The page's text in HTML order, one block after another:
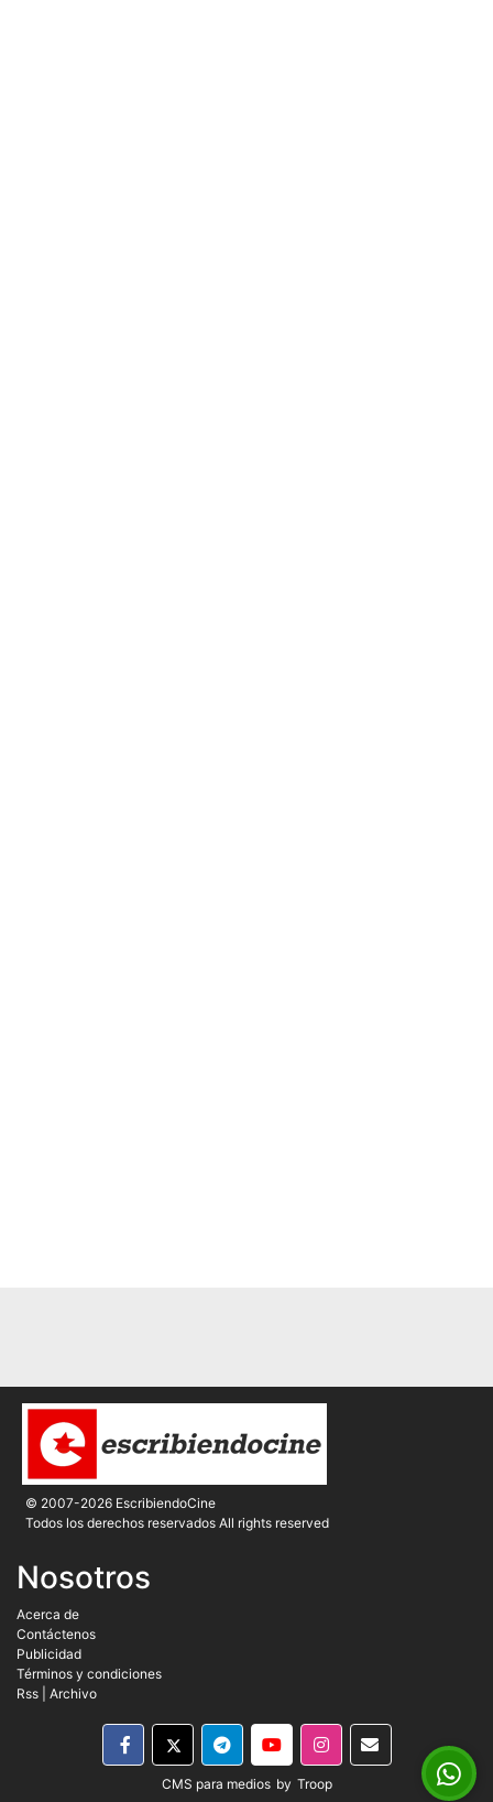
© 2007-2026 EscribiendoCine
Todos los derechos reservados All rights reserved
Nosotros
Acerca de
Contáctenos
Publicidad
Términos y condiciones
Rss
Archivo
CMS para medios by Troop